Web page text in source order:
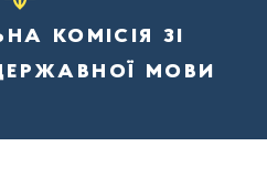
комісія зі
мови